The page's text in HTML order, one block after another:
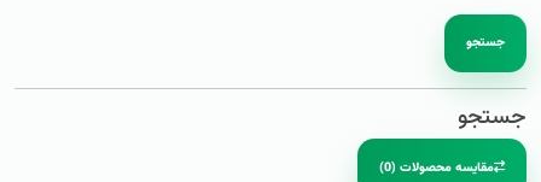
جستجو
جستجو
مقایسه محصولات (0)